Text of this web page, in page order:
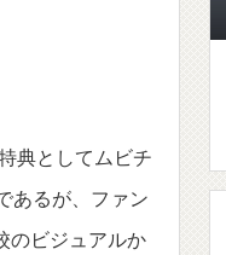
典としてムビチ
あるが、ファン
のビジュアルか